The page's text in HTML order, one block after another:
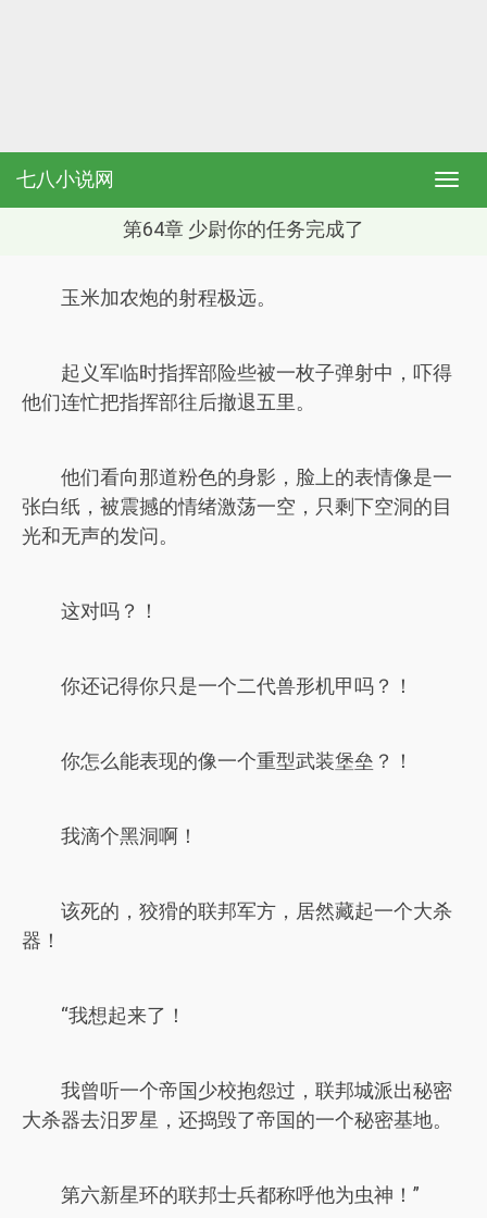
七八小说网
第64章 少尉你的任务完成了
玉米加农炮的射程极远。
起义军临时指挥部险些被一枚子弹射中，吓得
他们连忙把指挥部往后撤退五里。
他们看向那道粉色的身影，脸上的表情像是一
张白纸，被震撼的情绪激荡一空，只剩下空洞的目
光和无声的发问。
这对吗？！
你还记得你只是一个二代兽形机甲吗？！
你怎么能表现的像一个重型武装堡垒？！
我滴个黑洞啊！
该死的，狡猾的联邦军方，居然藏起一个大杀
器！
“我想起来了！
我曾听一个帝国少校抱怨过，联邦城派出秘密
大杀器去汨罗星，还捣毁了帝国的一个秘密基地。
第六新星环的联邦士兵都称呼他为虫神！”